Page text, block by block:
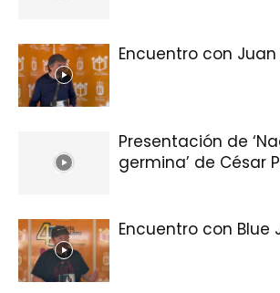
Encuentro con
Presentación de
germina’ de César
Encuentro con Blue